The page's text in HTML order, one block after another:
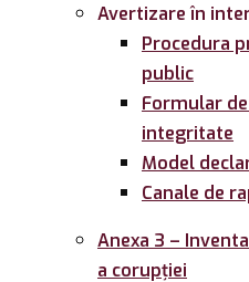
Avertizare în
Procedura
public
Formular
integritate
Model
Canale de
Anexa 3 –
a corupției